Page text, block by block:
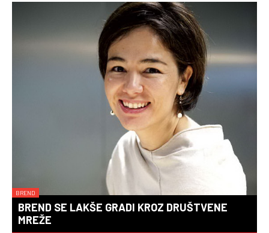
BREND
BREND SE LAKŠE GRADI KROZ DRUŠTVENE
MREŽE